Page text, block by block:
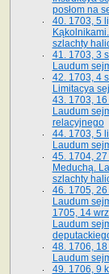
posłom na
40. 1703, 5
szlachty
41­. 1703, 3
Laudum
42. 1703, 4
Limitacya
43. 1703,
Laudum
relacyjnego
44. 1703, 5
Laudum
45. 1704,
Meduchą.
szlachty
46. 1705,
Laudum
1705, 14
Laudum
48. 1706,
Laudum
49. 1706, 9